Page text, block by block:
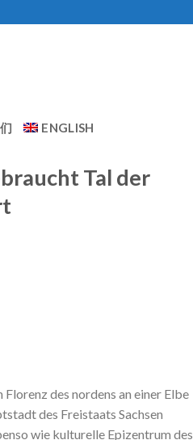
ENGLISH
Tal der
des nordens an einer Elbe
des Freistaats Sachsen
wie kulturelle Epizentrum des